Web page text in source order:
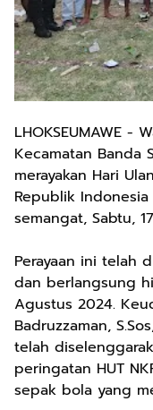
LHOKSEUMAWE -
Kecamatan Banda
merayakan Hari
Republik
semangat, Sabtu,
Perayaan ini telah
dan berlangsung
Agustus 2024.
Badruzzaman,
telah
peringatan HUT
sepak bola yang